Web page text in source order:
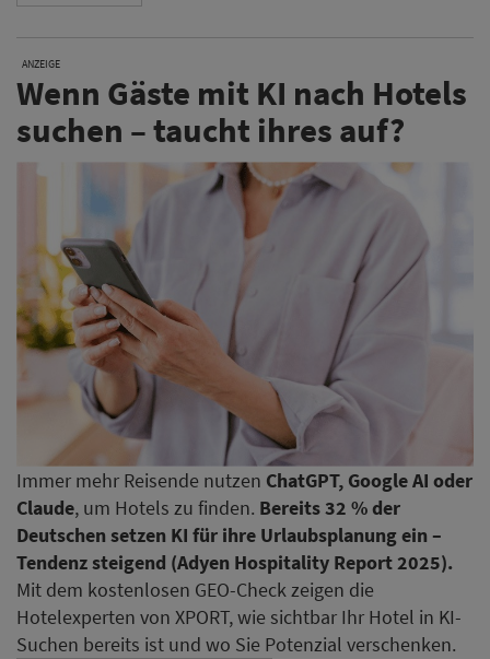
ANZEIGE
Wenn Gäste mit KI nach Hotels
suchen – taucht ihres auf?
Immer mehr Reisende nutzen ChatGPT, Google AI oder
Claude, um Hotels zu finden. Bereits 32 % der
Deutschen setzen KI für ihre Urlaubsplanung ein –
Tendenz steigend (Adyen Hospitality Report 2025).
Mit dem kostenlosen GEO-Check zeigen die
Hotelexperten von XPORT, wie sichtbar Ihr Hotel in KI-
Suchen bereits ist und wo Sie Potenzial verschenken.